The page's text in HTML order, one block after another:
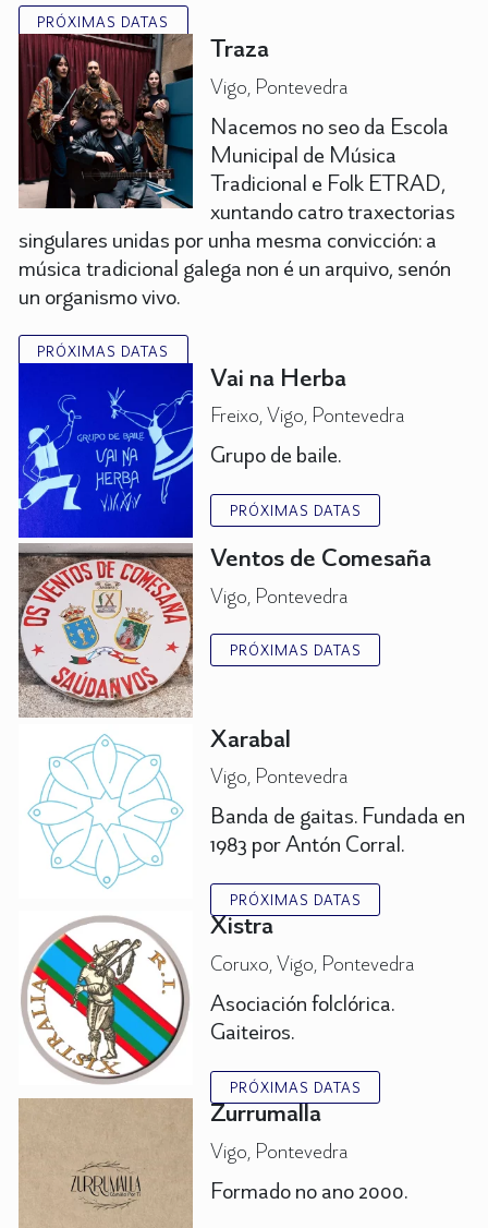
PRÓXIMAS DATAS
Traza
Vigo, Pontevedra
Nacemos no seo da Escola
Municipal de Música
Tradicional e Folk ETRAD,
xuntando catro traxectorias
singulares unidas por unha mesma convicción: a
música tradicional galega non é un arquivo, senón
un organismo vivo.
PRÓXIMAS DATAS
Vai na Herba
Freixo, Vigo, Pontevedra
Grupo de baile.
PRÓXIMAS DATAS
Ventos de Comesaña
Vigo, Pontevedra
PRÓXIMAS DATAS
Xarabal
Vigo, Pontevedra
Banda de gaitas. Fundada en
1983 por Antón Corral.
PRÓXIMAS DATAS
Xistra
Coruxo, Vigo, Pontevedra
Asociación folclórica.
Gaiteiros.
PRÓXIMAS DATAS
Zurrumalla
Vigo, Pontevedra
Formado no ano 2000.